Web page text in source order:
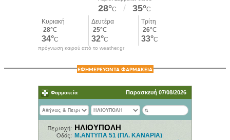
πρόγνωση καιρού από το weather.gr
ΕΦΗΜΕΡΕΥΟΝΤΑ ΦΑΡΜΑΚΕΙΑ